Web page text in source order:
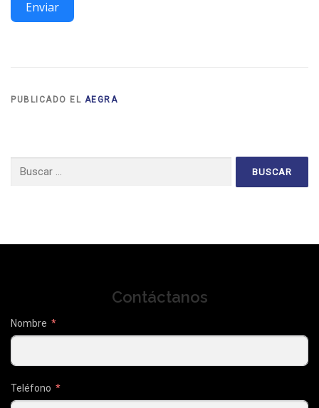
Enviar
PUBLICADO EL AEGRA
Contáctanos
Nombre
Teléfono